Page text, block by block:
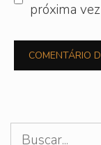
próxima
Pesquisar